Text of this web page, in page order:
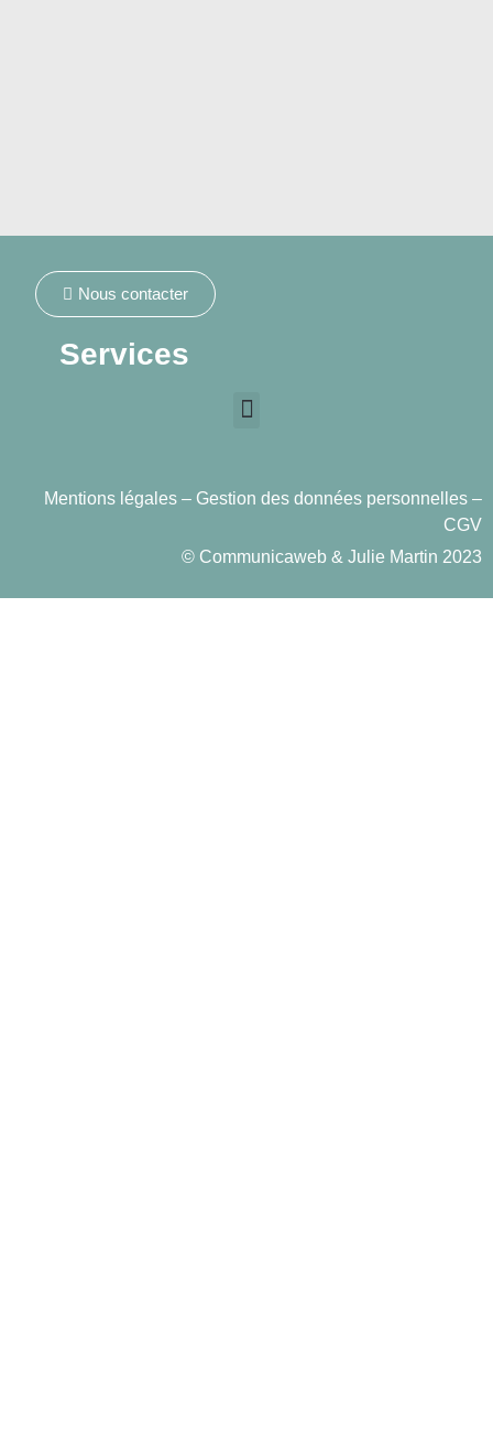
Nous contacter
Services
Mentions légales – Gestion des données personnelles –
CGV
© Communicaweb & Julie Martin 2023